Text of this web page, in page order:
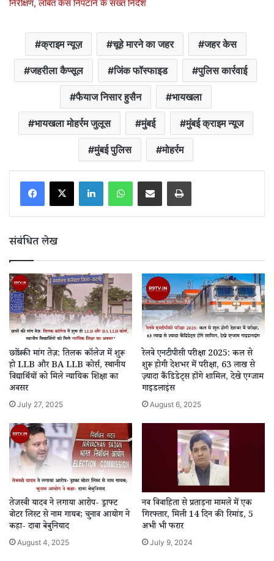
निरीक्षण, लंबित केस निपटाने के सख्त निर्देश
क्राइम न्यूज़ चूहे मारने का जहर जहर केस
जहरीला कैप्सूल जिंक फॉस्फाइड पुलिस कार्रवाई
फैयाज निसार हुसैन भायखला
भायखला मोहर्रम जुलूस मुंबई मुंबई क्राइम न्यूज
मुंबई पुलिस मोहर्रम
संबंधित लेख
छात्रों की मांग तेज़: तिलक कॉलेज में शुरू
हो LLB और BA LLB कोर्स, स्थानीय
विद्यार्थियों को मिले न्यायिक शिक्षा का
अवसर
July 27, 2025
रेलवे एनटीपीसी परीक्षा 2025: कल से
शुरू होगी देशभर में परीक्षा, 63 लाख से
ज़्यादा कैंडिडेट्स होंगे शामिल, देखे एग्जाम
गाइडलाइंस
August 6, 2025
तेजस्वी यादव ने लगाया आरोप- ड्राफ्ट
वोटर लिस्ट से नाम गायब; चुनाव आयोग ने
कहा- दावा बेबुनियाद
August 4, 2025
नव विवाहिता से प्रताड़ना मामले में एक
गिरफ्तार, मिली 14 दिन की रिमांड, 5
अभी भी फरार
July 9, 2024